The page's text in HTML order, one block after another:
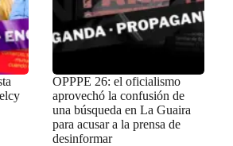
OPPPE 26: el oficialismo
aprovechó la confusión de
una búsqueda en La Guaira
para acusar a la prensa de
desinformar